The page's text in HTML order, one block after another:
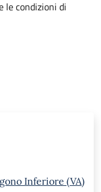
le condizioni di
Inferiore (VA)